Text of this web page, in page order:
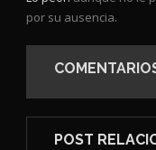
por su ausencia.
POST